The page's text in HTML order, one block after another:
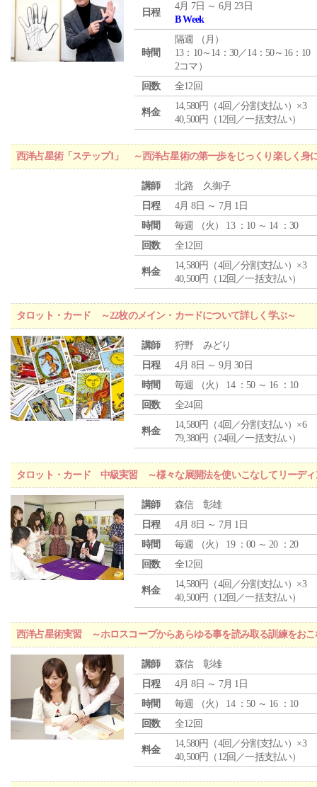
日程
4月 7日 ～ 6月 23日
B Week
時間
隔週 （ 月 ）
13：10～14：30／14：50～16：10
2コマ）
回数
全12回
料金
14,580円（4回／分割支払い）×3
40,500円（12回／一括支払い）
西洋占星術「ステップ1」 ～西洋占星術の第一歩をじっくり楽しく身
講師
北路 久御子
日程
4月 8日 ～ 7月 1日
時間
毎週 （火 ） 13 ：10 ～ 14 ：30
回数
全12回
料金
14,580円（4回／分割支払い）×3
40,500円（12回／一括支払い）
タロット・カード ～22枚のメイン・カードについて詳しく学ぶ～
講師
狩野 みどり
日程
4月 8日 ～ 9月 30日
時間
毎週 （火 ） 14 ：50 ～ 16 ：10
回数
全24回
料金
14,580円（4回／分割支払い）×6
79,380円（24回／一括支払い）
タロット・カード 中級実習 ～様々な展開法を使いこなしてリーディ
講師
森信 彰雄
日程
4月 8日 ～ 7月 1日
時間
毎週 （火 ） 19 ：00 ～ 20 ：20
回数
全12回
料金
14,580円（4回／分割支払い）×3
40,500円（12回／一括支払い）
西洋占星術実習 ～ホロスコープからあらゆる事を読み取る訓練をおこ
講師
森信 彰雄
日程
4月 8日 ～ 7月 1日
時間
毎週 （火 ） 14 ：50 ～ 16 ：10
回数
全12回
料金
14,580円（4回／分割支払い）×3
40,500円（12回／一括支払い）